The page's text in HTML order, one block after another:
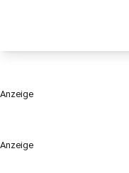
Anzeige
Anzeige